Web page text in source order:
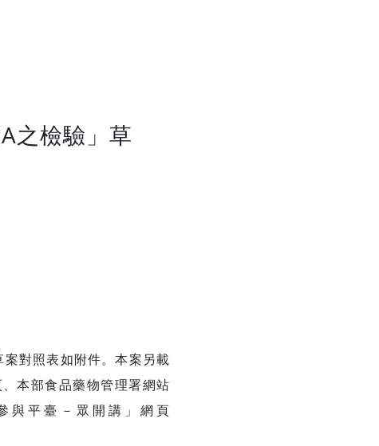
之檢驗」草
對照表如附件。本案另載
本部食品藥物管理署網站
與平臺－眾開講」網頁